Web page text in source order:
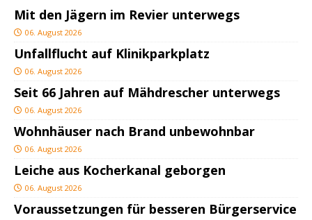
Mit den Jägern im Revier unterwegs
06. August 2026
Unfallflucht auf Klinikparkplatz
06. August 2026
Seit 66 Jahren auf Mähdrescher unterwegs
06. August 2026
Wohnhäuser nach Brand unbewohnbar
06. August 2026
Leiche aus Kocherkanal geborgen
06. August 2026
Voraussetzungen für besseren Bürgerservice